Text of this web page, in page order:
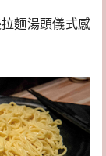
麵湯頭儀式感